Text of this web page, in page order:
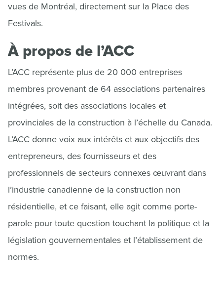
vues de Montréal, directement sur la Place des
Festivals.
À propos de l’ACC
L’ACC représente plus de 20 000 entreprises
membres provenant de 64 associations partenaires
intégrées, soit des associations locales et
provinciales de la construction à l’échelle du Canada.
L’ACC donne voix aux intérêts et aux objectifs des
entrepreneurs, des fournisseurs et des
professionnels de secteurs connexes œuvrant dans
l’industrie canadienne de la construction non
résidentielle, et ce faisant, elle agit comme porte-
parole pour toute question touchant la politique et la
législation gouvernementales et l’établissement de
normes.